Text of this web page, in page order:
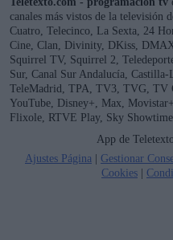
canales más vistos de la televisión
Cuatro, Telecinco, La Sexta, 24
Cine, Clan, Divinity, DKiss,
Squirrel TV, Squirrel 2,
Sur, Canal Sur Andalucía,
TeleMadrid, TPA, TV3, TVG, TV
YouTube, Disney+, Max,
Flixole, RTVE Play, Sky Showtime.
App de
Ajustes Página | Gestionar
Cookies |